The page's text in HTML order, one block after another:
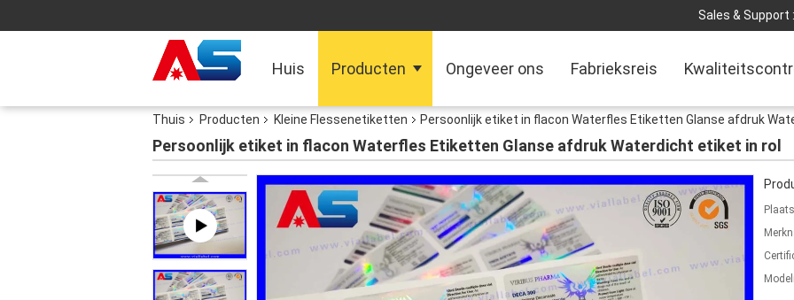
Sales & Support :
Huis Producten Ongeveer ons Fabrieksreis
Thuis Producten Kleine Flessenetiketten Persoonlijk etiket in flacon Waterfles Etiketten Glanse afdruk
Persoonlijk etiket in flacon Waterfles Etiketten Glanse afdruk Waterdicht etiket in rol